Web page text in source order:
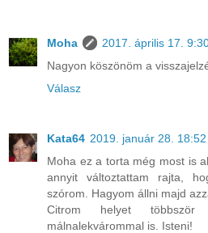
Moha
2017. április 17.
Nagyon köszönöm a
Válasz
Kata64 2019. január 28. 18:52
Moha ez a torta még most is
annyit változtattam rajta,
szórom. Hagyom állni majd
Citrom helyet
málnalekvárommal is. Isteni!